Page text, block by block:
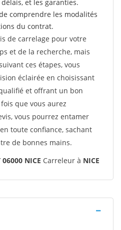
et les garanties.
comprendre les modalités
du contrat.
de carrelage pour votre
et de la recherche, mais
ces étapes, vous
éclairée en choisissant
et offrant un bon
que vous aurez
vous pourrez entamer
toute confiance, sachant
de bonnes mains.
06000 NICE Carreleur à NICE